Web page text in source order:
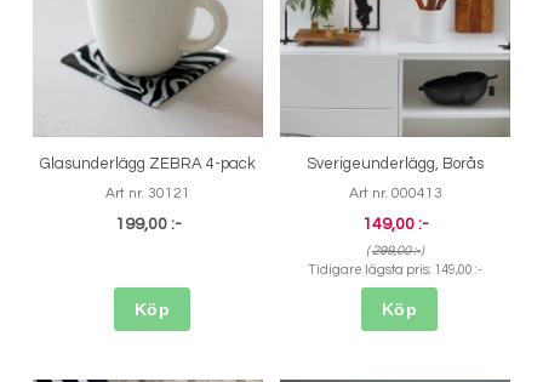
Glasunderlägg ZEBRA 4-pack
Art nr. 30121
199,00 :-
Köp
Sverigeunderlägg, Borås
Art nr. 000413
149,00 :-
(299,00 :-)
Tidigare lägsta pris:
149,00 :-
Köp